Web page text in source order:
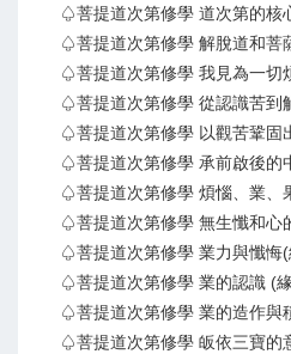
♤菩提道次第修學 道次第的核
♤菩提道次第修學 解脫道和菩
♤菩提道次第修學 我見為一切
♤菩提道次第修學 從認識苦到
♤菩提道次第修學 以觀苦鞏固
♤菩提道次第修學 承前啟後的
♤菩提道次第修學 煩惱、業、
♤菩提道次第修學 無生懺和心
♤菩提道次第修學 業力與懺悔
♤菩提道次第修學 業的認識 (
♤菩提道次第修學 業的造作與
♤菩提道次第修學 皈依三寶的